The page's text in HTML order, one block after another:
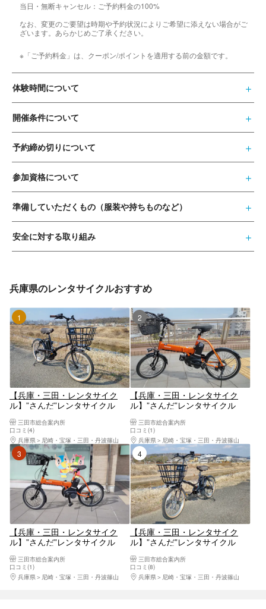
当日・無断キャンセル：ご予約料金の100%
なお、変更のご要望は時期や予約状況によりご希望に添えない場合がご
ざいます。あらかじめご了承ください。
※「ご予約料金」は、クーポン/ポイントを適用する前の金額です。
体験時間について
開催条件について
予約締め切りについて
参加資格について
準備していただくもの（服装や持ちものなど）
安全に対する取り組み
兵庫県のレンタサイクルおすすめ
1位
【兵庫・三田・レンタサイク
ル】”さんだ”レンタサイクル
光。カジュアルタイプ 3時間
未満コース
三田市総合案内所
口コミ(4)
兵庫県
尼崎・宝塚・三田・丹波篠山
2位
【兵庫・三田・レンタサイク
ル】”さんだ”レンタサイクル
コンパクトタイプ 3時間未満
コース
三田市総合案内所
口コミ(1)
兵庫県
尼崎・宝塚・三田・丹波篠山
3位
【兵庫・三田・レンタサイク
ル】”さんだ”レンタサイクル
コンパクトタイプ 3時間以上
コース
三田市総合案内所
口コミ(1)
兵庫県
尼崎・宝塚・三田・丹波篠山
4位
【兵庫・三田・レンタサイク
ル】”さんだ”レンタサイクル
光。カジュアルタイプ 3時間
以上コース
三田市総合案内所
口コミ(8)
兵庫県
尼崎・宝塚・三田・丹波篠山